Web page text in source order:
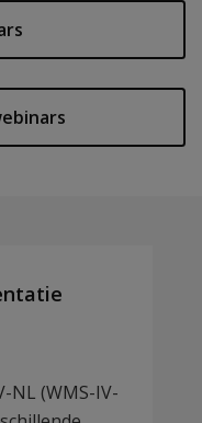
NL (WMS-IV-